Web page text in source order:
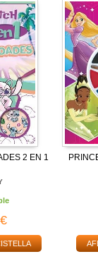
2 EN 1